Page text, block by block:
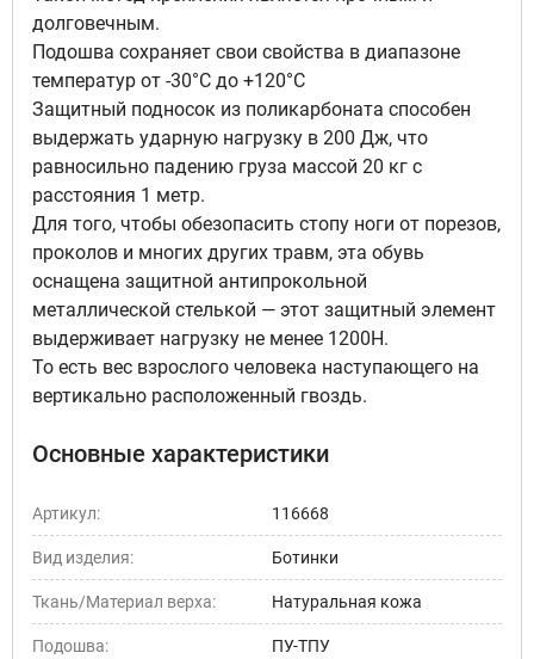
долговечным.
Подошва сохраняет свои свойства в диапазоне
температур от -30°С до +120°С
Защитный подносок из поликарбоната способен
выдержать ударную нагрузку в 200 Дж, что
равносильно падению груза массой 20 кг с
расстояния 1 метр.
Для того, чтобы обезопасить стопу ноги от порезов,
проколов и многих других травм, эта обувь
оснащена защитной антипрокольной
металлической стелькой — этот защитный элемент
выдерживает нагрузку не менее 1200Н.
То есть вес взрослого человека наступающего на
вертикально расположенный гвоздь.
Основные характеристики
Артикул: 116668
Вид изделия: Ботинки
Ткань/Материал верха: Натуральная кожа
Подошва: ПУ-ТПУ